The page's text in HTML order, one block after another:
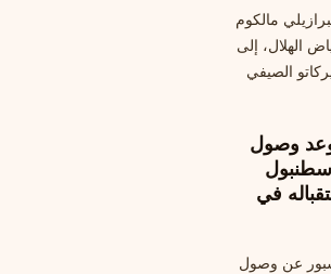
مالكوم
الهلال، إلى
الصيفي
تفيد أن الهلال
وصول
في
عن وصول